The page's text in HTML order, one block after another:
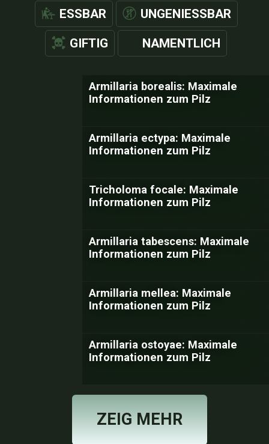
ESSBAR UNGENIESSBAR
GIFTIG NAMENTLICH
Armillaria borealis: Maximale
Informationen zum Pilz
Armillaria ectypa: Maximale
Informationen zum Pilz
Tricholoma focale: Maximale
Informationen zum Pilz
Armillaria tabescens: Maximale
Informationen zum Pilz
Armillaria mellea: Maximale
Informationen zum Pilz
Armillaria ostoyae: Maximale
Informationen zum Pilz
ZEIG MEHR